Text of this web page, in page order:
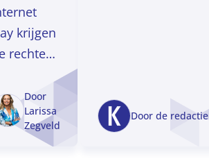
krijgen
rechten
in
digitale
Door
Larissa
Zegveld
Door de redactie